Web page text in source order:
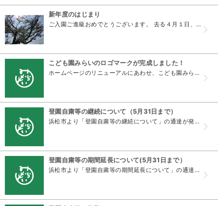
新年度のはじまり
ご入園ご進級おめでとうございます。 去る４月１日、新年度の始まりを祝うかのように園の桜が綺麗な花を咲かせた中、入園/進級式が執り行われ、令和３年度の園生活がスタートしました。 今年度もお子様一人...
こども園みらいのロゴマークが完成しました！
ホームページのリニューアルにあわせ、こども園みらいのロゴマークをつくりました。 こども園みらいの経営母体「公友会」のカラーである緑を用いて、「みらい」の文字と園内のシンボルツリーを組み合わせて...
登園自粛等の継続について（5月31日まで）
浜松市より「登園自粛等の継続について」の通達が発令。 静岡県における緊急事態宣言が5月14日付で解除されましたが、認定こども園におきましては、5月31日までの登園自粛等の臨時対応期間が継続される...
登園自粛等の期間延長について(5月31日まで）
浜松市より「登園自粛等の期間延長について」の通達が発令。 国の緊急事態宣言が5月31日まで延長されたことを受けて、登園自粛期間が5月31日まで延長となります。引き続きお子様や保育士等の感染を防止...